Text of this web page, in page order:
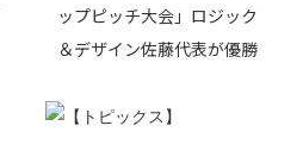
ップピッチ大会」ロジック
＆デザイン佐藤代表が優勝